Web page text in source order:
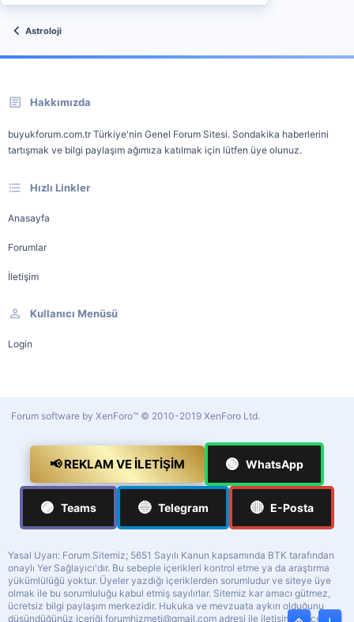
Astroloji
Hakkımızda
buyukforum.com.tr Türkiye'nin Genel Forum Sitesi. Sondakika haberlerini
tartışmak ve bilgi paylaşım ağımıza katılmak için lütfen üye olunuz.
Hızlı Linkler
Anasayfa
Forumlar
İletişim
Kullanıcı Menüsü
Login
Forum software by XenForo™ © 2010-2019 XenForo Ltd.
📢 REKLAM VE İLETIŞIM 🟢 WhatsApp
🟣 Teams 🔵 Telegram 🔴 E-Posta
Yasal Uyarı: Forum Sitemiz; 5651 Sayılı Kanun kapsamında BTK tarafından
onaylı Yer Sağlayıcı'dır. Bu sebeple içerikleri kontrol etme ya da araştırma
yükümlülüğü yoktur. Üyeler yazdığı içeriklerden sorumludur ve siteye üye
olmak ile bu sorumluluğu kabul etmiş sayılırlar. Sitemiz kar amacı gütmez,
ücretsiz bilgi paylaşım merkezidir. Hukuka ve mevzuata aykırı olduğunu
düşündüğünüz içeriği forumhizmeti@gmail.com adresi ile iletişime geçerek